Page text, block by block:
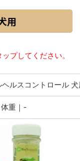
用
プしてください。
ルスコントロール 犬
体重｜-